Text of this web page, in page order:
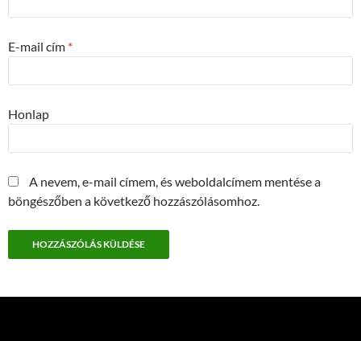
E-mail cím *
Honlap
A nevem, e-mail címem, és weboldalcímem mentése a
böngészőben a következő hozzászólásomhoz.